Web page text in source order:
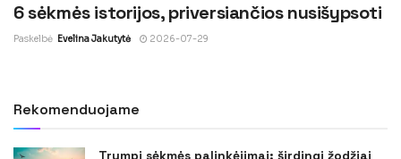
6 sėkmės istorijos, priversiančios nusišypsoti
Paskelbė Evelina Jakutytė 2026-07-29
Rekomenduojame
Trumpi sėkmės palinkėjimai: širdingi žodžiai